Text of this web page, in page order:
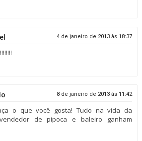
4 de janeiro de 2013 às 18:37
8 de janeiro de 2013 às 11:42
o que você gosta! Tudo na vida da
de pipoca e baleiro ganham